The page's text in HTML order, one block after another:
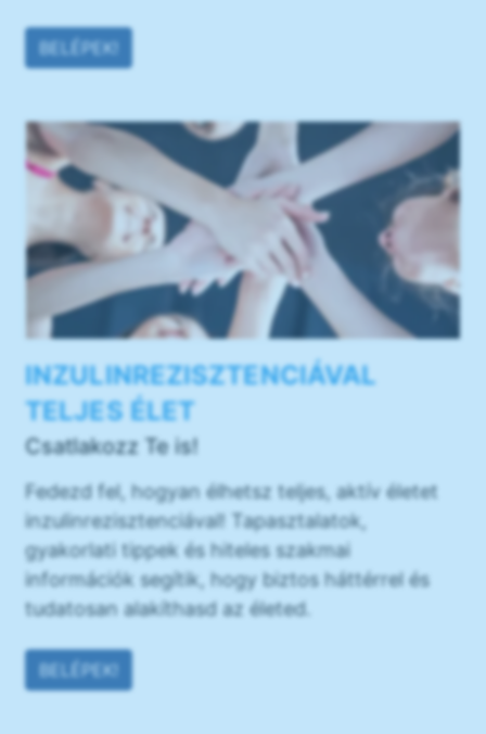
BELÉPEK!
INZULINREZISZTENCIÁVAL
TELJES ÉLET
Csatlakozz Te is!
Fedezd fel, hogyan élhetsz teljes, aktív életet
inzulinrezisztenciával! Tapasztalatok,
gyakorlati tippek és hiteles szakmai
információk segítik, hogy biztos háttérrel és
tudatosan alakíthasd az életed.
BELÉPEK!